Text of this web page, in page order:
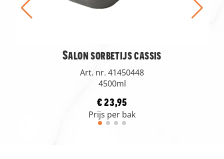
Salon sorbetijs cassis
Art. nr. 41450448
4500ml
€ 23,95
Prijs per bak